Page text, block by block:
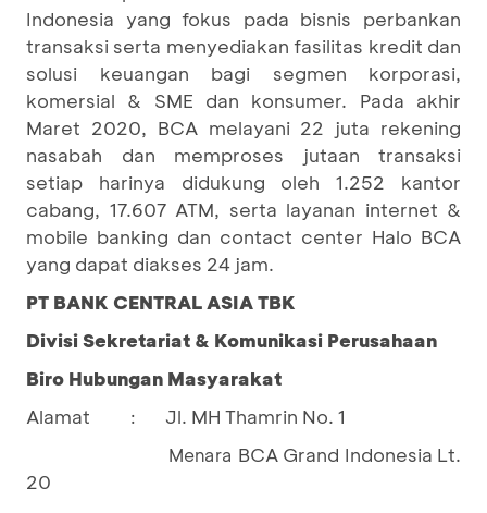
Indonesia yang fokus pada bisnis perbankan
transaksi serta menyediakan fasilitas kredit dan
solusi keuangan bagi segmen korporasi,
komersial & SME dan konsumer. Pada akhir
Maret 2020, BCA melayani 22 juta rekening
nasabah dan memproses jutaan transaksi
setiap harinya didukung oleh 1.252 kantor
cabang, 17.607 ATM, serta layanan internet &
mobile banking dan contact center Halo BCA
yang dapat diakses 24 jam.
PT BANK CENTRAL ASIA TBK
Divisi Sekretariat & Komunikasi Perusahaan
Biro Hubungan Masyarakat
Alamat
: Jl. MH Thamrin No. 1
				Menara
BCA Grand Indonesia Lt.
20